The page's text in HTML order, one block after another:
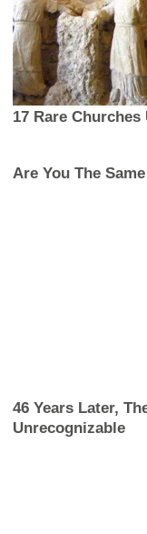
17 Rare
Are You The
46 Years Later,
Unrecognizable